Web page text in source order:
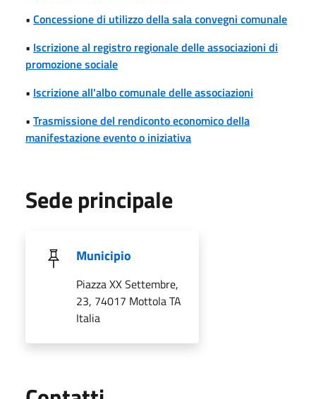
• Concessione di utilizzo della sala convegni comunale
• Iscrizione al registro regionale delle associazioni di
promozione sociale
• Iscrizione all'albo comunale delle associazioni
• Trasmissione del rendiconto economico della
manifestazione evento o iniziativa
Sede principale
Municipio
Piazza XX Settembre,
23, 74017 Mottola TA
Italia